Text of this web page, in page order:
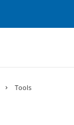
Tools